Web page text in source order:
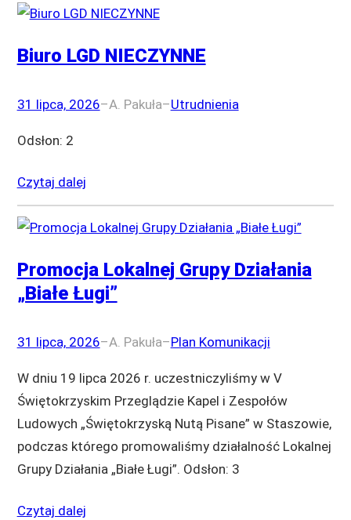
Biuro LGD NIECZYNNE
31 lipca, 2026–A. Pakuła–Utrudnienia
Odsłon: 2
Czytaj dalej
Promocja Lokalnej Grupy Działania
„Białe Ługi”
31 lipca, 2026–A. Pakuła–Plan Komunikacji
W dniu 19 lipca 2026 r. uczestniczyliśmy w V
Świętokrzyskim Przeglądzie Kapel i Zespołów
Ludowych „Świętokrzyską Nutą Pisane” w Staszowie,
podczas którego promowaliśmy działalność Lokalnej
Grupy Działania „Białe Ługi”. Odsłon: 3
Czytaj dalej